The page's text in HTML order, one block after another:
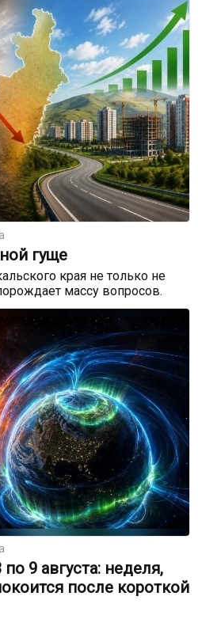
гуще
края не только не
массу вопросов.
9 августа: неделя,
после короткой